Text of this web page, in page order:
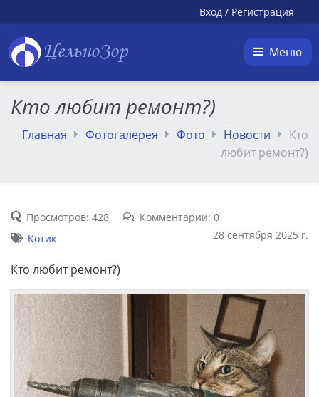
Вход / Регистрация
ЦельноЗор Меню
Кто любит ремонт?)
Главная Фотогалерея Фото Новости
Кто
любит ремонт?)
Просмотров: 428
Комментарии: 0
28 сентября 2025 г.
Котик
Кто любит ремонт?)